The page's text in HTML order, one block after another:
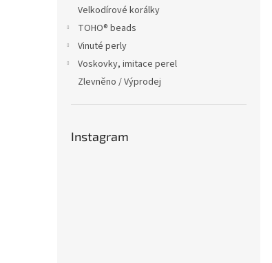
Velkodírové korálky
TOHO® beads
Vinuté perly
Voskovky, imitace perel
Zlevněno / Výprodej
Instagram